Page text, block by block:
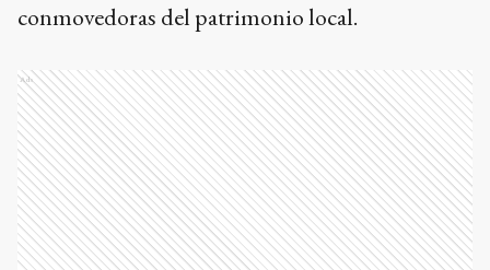
conmovedoras del patrimonio local.
Ads